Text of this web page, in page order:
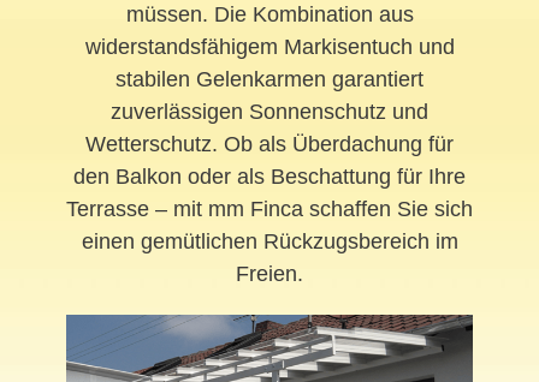
müssen. Die Kombination aus
widerstandsfähigem Markisentuch und
stabilen Gelenkarmen garantiert
zuverlässigen Sonnenschutz und
Wetterschutz. Ob als Überdachung für
den Balkon oder als Beschattung für Ihre
Terrasse – mit mm Finca schaffen Sie sich
einen gemütlichen Rückzugsbereich im
Freien.